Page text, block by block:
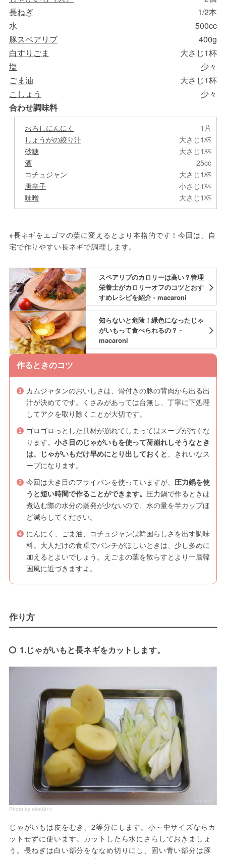
長ねぎ
1/2本
水
500cc
豚スペアリブ
400g
白すりごま
大さじ1杯
塩
少々
ごま油
大さじ1杯
こしょう
少々
合わせ調味料
おろしにんにく
1片
しょうがの絞り汁
大さじ1杯
砂糖
大さじ1杯
酒
25cc
コチュジャン
大さじ1杯
唐辛子
小さじ1杯
味噌
大さじ1杯
※長ネギをエゴマの葉に変えるとより本格的です！今回は、自
宅で作りやすい長ネギで調理します。
スペアリブのカロリーは高い？管理
栄養士がカロリーオフのコツとおす
すめレシピを紹介 - macaroni
知らないと危険！緑色になったじゃ
がいもって食べられるの？ -
macaroni
作るときのコツ
カムジャタンのおいしさは、骨付きの豚の背肉から出る出
汁が決めてです。くさみがあっては台無し、丁寧に下処理
してアクを取り除くことが大切です。
ゴロゴロっとした具材が崩れてしまってはスープが汚くな
ります。 小さ目のじゃがいもを使って荷崩れしそうなとき
は、じゃがいもだけ早めにとり出しておくと、きれいなス
ープになります。
今回は大き目のフライパンを使っていますが、 圧力鍋を使
うと短い時間で作ることができます。 圧力鍋で作るときは
煮込む際の水分の蒸発が少ないので、水の量を半カップほ
ど減らしてください。
にんにく、ごま油、コチュジャンは韓国らしさを出す調味
料。大人だけの食卓でパンチがほしいときは、少し多めに
加えるとよいでしょう。えごまの葉を散らすとより一層韓
国風に近づきますよ。
作り方
1.じゃがいもと長ネギをカットします。
Photo by ako0811
じゃがいもは皮をむき、2等分にします。小～中サイズならカ
ットせずに使います。カットしたら水にさらしておきましょ
う。長ねぎは白い部分をななめ切りにし、固い青い部分は豚